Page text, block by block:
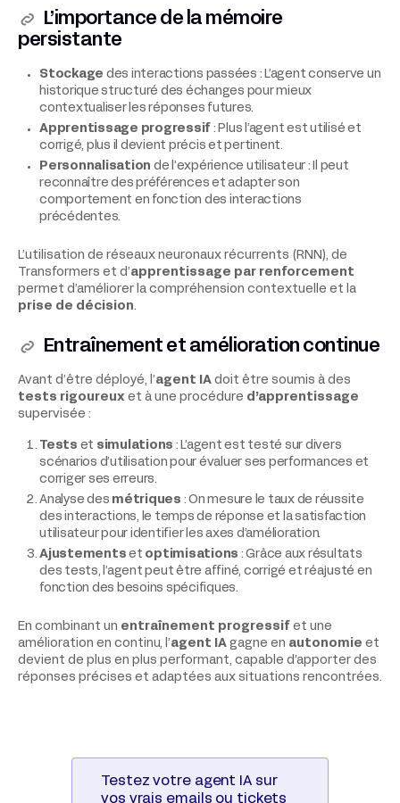
L’importance de la mémoire
persistante
Stockage des interactions passées : L’agent conserve un
historique structuré des échanges pour mieux
contextualiser les réponses futures.
Apprentissage progressif : Plus l’agent est utilisé et
corrigé, plus il devient précis et pertinent.
Personnalisation de l’expérience utilisateur : Il peut
reconnaître des préférences et adapter son
comportement en fonction des interactions
précédentes.
L’utilisation de réseaux neuronaux récurrents (RNN), de
Transformers et d’apprentissage par renforcement
permet d’améliorer la compréhension contextuelle et la
prise de décision.
Entraînement et amélioration continue
Avant d’être déployé, l’agent IA doit être soumis à des
tests rigoureux et à une procédure d’apprentissage
supervisée :
Tests et simulations : L’agent est testé sur divers
scénarios d’utilisation pour évaluer ses performances et
corriger ses erreurs.
Analyse des métriques : On mesure le taux de réussite
des interactions, le temps de réponse et la satisfaction
utilisateur pour identifier les axes d’amélioration.
Ajustements et optimisations : Grâce aux résultats
des tests, l’agent peut être affiné, corrigé et réajusté en
fonction des besoins spécifiques.
En combinant un entraînement progressif et une
amélioration en continu, l’agent IA gagne en autonomie et
devient de plus en plus performant, capable d’apporter des
réponses précises et adaptées aux situations rencontrées.
Testez votre agent IA sur
vos vrais emails ou tickets